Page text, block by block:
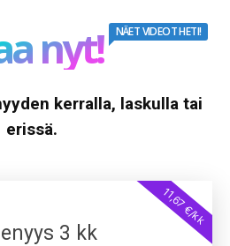
nyt! NÄET VIDEOT HETI!
kerralla, laskulla tai
erissä.
11,67 €/kk
3 kk